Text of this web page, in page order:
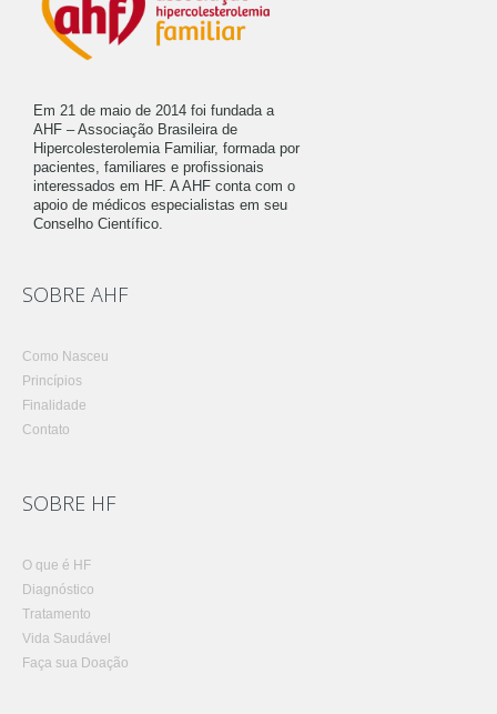
Em 21 de maio de 2014 foi fundada a
AHF – Associação Brasileira de
Hipercolesterolemia Familiar, formada por
pacientes, familiares e profissionais
interessados em HF. A AHF conta com o
apoio de médicos especialistas em seu
Conselho Científico.
SOBRE AHF
Como Nasceu
Princípios
Finalidade
Contato
SOBRE HF
O que é HF
Diagnóstico
Tratamento
Vida Saudável
Faça sua Doação